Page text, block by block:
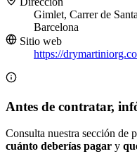
Gimlet, Carrer de
Barcelona
Sitio web
https://
Antes de contratar,
Consulta nuestra sección de
cuánto deberías pagar y